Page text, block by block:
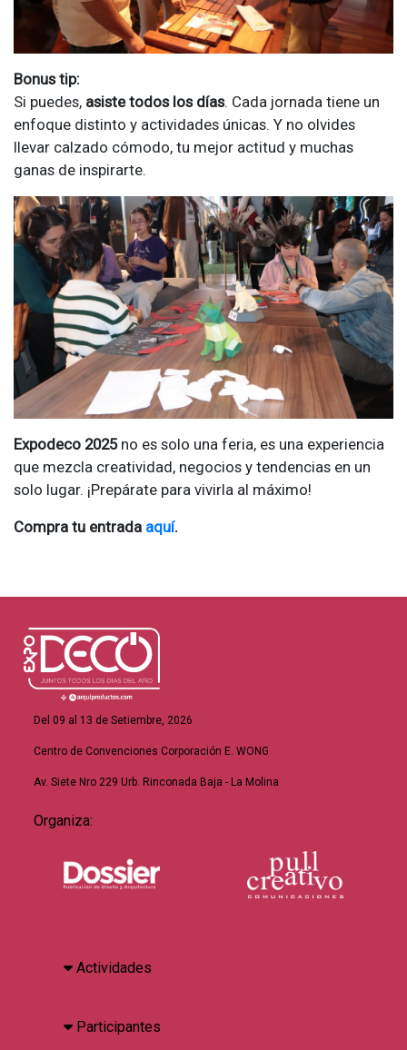
Bonus tip:
Si puedes, asiste todos los días. Cada jornada tiene un
enfoque distinto y actividades únicas. Y no olvides
llevar calzado cómodo, tu mejor actitud y muchas
ganas de inspirarte.
Expodeco 2025no es solo una feria, es una experiencia
que mezcla creatividad, negocios y tendencias en un
solo lugar. ¡Prepárate para vivirla al máximo!
Compra tu entrada aquí.
Del 09 al 13 de Setiembre, 2026
Centro de Convenciones Corporación E. WONG
Av. Siete Nro 229 Urb. Rinconada Baja - La Molina
Organiza:
Actividades
Participantes